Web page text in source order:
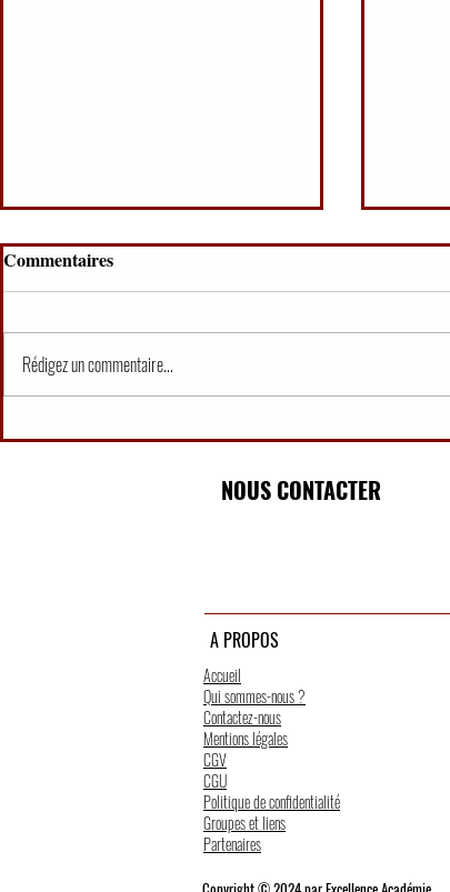
Commentaires
Rédigez un commentaire...
NOUS CONTACTER
A PROPOS
Accueil
Qui sommes-nous ?
Contactez-nous
Mentions légales
CGV
CGU
Politique de confidentialité
Groupes et liens
Partenaires